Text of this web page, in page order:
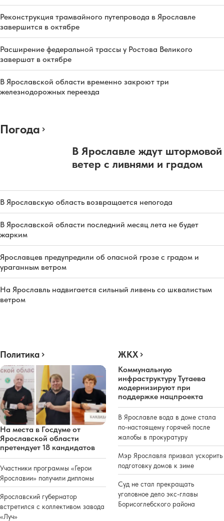
Реконструкция трамвайного путепровода в Ярославле
завершится в октябре
Расширение федеральной трассы у Ростова Великого
завершат в октябре
В Ярославской области временно закроют три
железнодорожных переезда
Погода
В Ярославле ждут штормовой
ветер с ливнями и градом
В Ярославскую область возвращается непогода
В Ярославской области последний месяц лета не будет
жарким
Ярославцев предупредили об опасной грозе с градом и
ураганным ветром
На Ярославль надвигается сильный ливень со шквалистым
ветром
Политика
На места в Госдуме от
Ярославской области
претендует 18 кандидатов
Участники программы «Герои
Ярославии» получили дипломы
Ярославский губернатор
встретился с коллективом завода
«Луч»
ЖКХ
Коммунальную
инфраструктуру Тутаева
модернизируют при
поддержке нацпроекта
В Ярославле вода в доме стала
по-настоящему горячей после
жалобы в прокуратуру
Мэр Ярославля призвал ускорить
подготовку домов к зиме
Суд не стал прекращать
уголовное дело экс-главы
Борисоглебского района